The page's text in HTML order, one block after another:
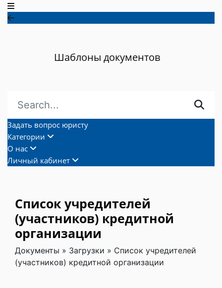
Шаблоны документов
Задать вопрос юристу
Категории
О нас
Личный кабинет
Список учредителей
(участников) кредитной
организации
Документы » Загрузки » Список учредителей
(участников) кредитной организации